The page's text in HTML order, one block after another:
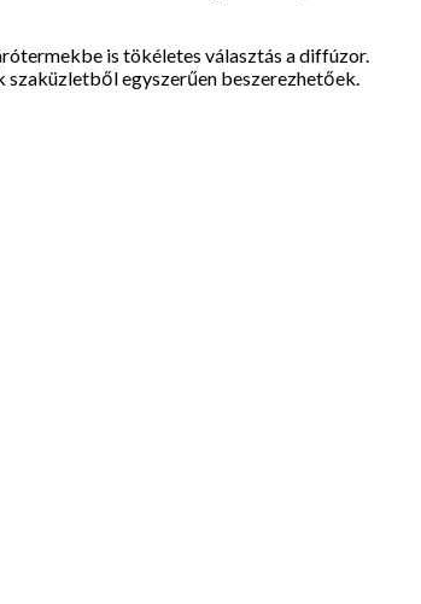
is tökéletes választás a diffúzor.
szaküzletből egyszerűen beszerezhetőek.